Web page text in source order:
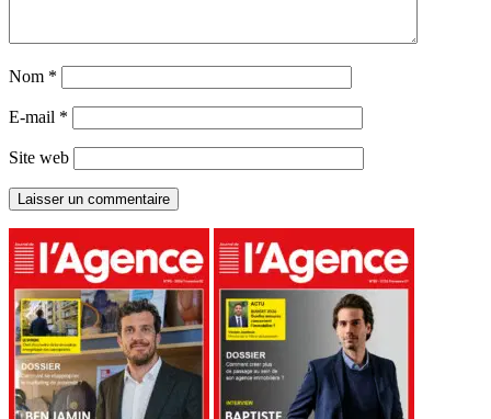
Nom *
E-mail *
Site web